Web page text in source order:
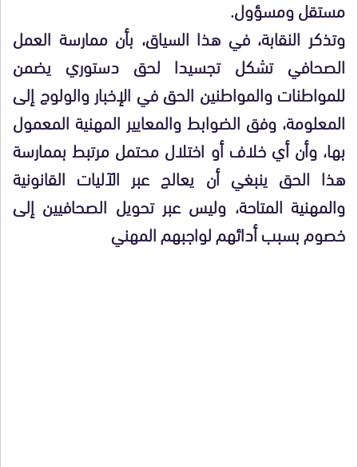
مستقل ومسؤول.
وتذكر النقابة، في هذا السياق، بأن ممارسة العمل
الصحافي تشكل تجسيدا لحق دستوري يضمن
للمواطنات والمواطنين الحق في الإخبار والولوج إلى
المعلومة، وفق الضوابط والمعايير المهنية المعمول
بها، وأن أي خلاف أو اختلال محتمل مرتبط بممارسة
هذا الحق ينبغي أن يعالج عبر الآليات القانونية
والمهنية المتاحة، وليس عبر تحويل الصحافيين إلى
خصوم بسبب أدائهم لواجبهم المهني